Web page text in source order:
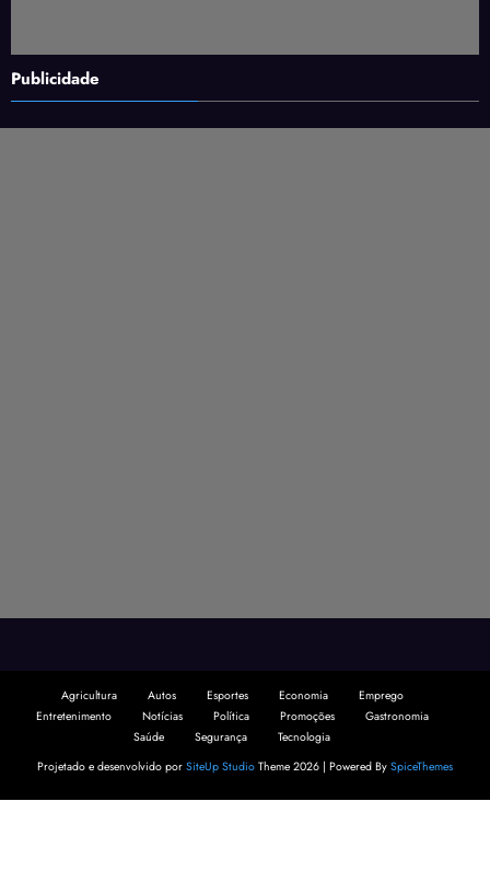
Publicidade
Agricultura Autos Esportes Economia
Emprego
Entretenimento
Notícias Política Promoções
Gastronomia
Saúde
Segurança
Tecnologia
Projetado e desenvolvido por SiteUp Studio Theme 2026 | Powered By SpiceThemes